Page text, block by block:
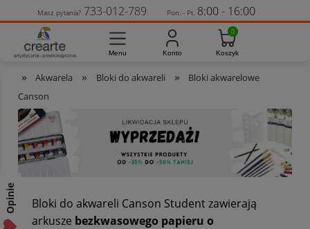
» Akwarela » Bloki do akwareli »
Bloki akwarelowe
Canson
Bloki do akwareli Canson Student zawierają
arkusze bezkwasowego papieru o
Masz pytania? 733-012-789 Pon. - Pt. 8:00 - 16:00
Opinie